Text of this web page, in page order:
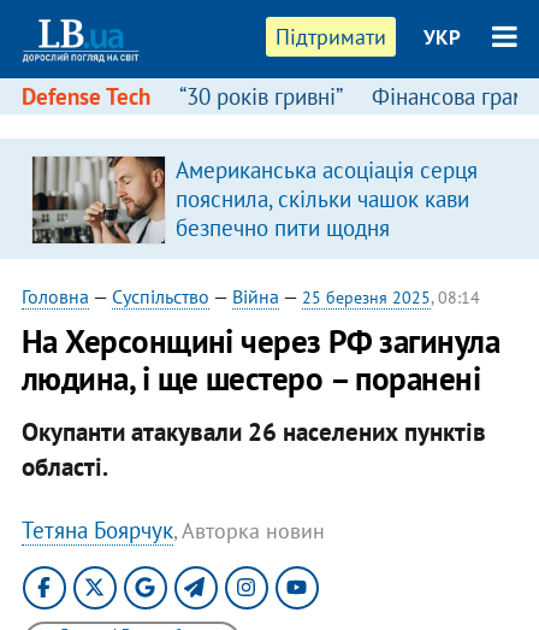
Підтримати УКР
Defense Tech “30 років гривні” Фінансова
Американська асоціація серця
пояснила, скільки чашок кави
безпечно пити щодня
Головна — Суспільство — Війна — 25 березня 2025, 08:14
На Херсонщині через РФ загинула
людина, і ще шестеро – поранені
Окупанти атакували 26 населених пунктів
області.
Тетяна Боярчук, Авторка новин